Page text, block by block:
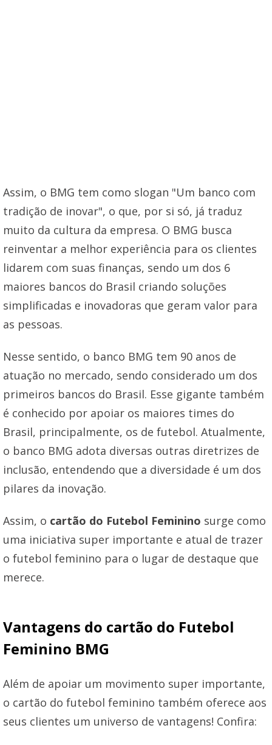
Assim, o BMG tem como slogan "Um banco com
tradição de inovar", o que, por si só, já traduz
muito da cultura da empresa. O BMG busca
reinventar a melhor experiência para os clientes
lidarem com suas finanças, sendo um dos 6
maiores bancos do Brasil criando soluções
simplificadas e inovadoras que geram valor para
as pessoas.
Nesse sentido, o banco BMG tem 90 anos de
atuação no mercado, sendo considerado um dos
primeiros bancos do Brasil. Esse gigante também
é conhecido por apoiar os maiores times do
Brasil, principalmente, os de futebol. Atualmente,
o banco BMG adota diversas outras diretrizes de
inclusão, entendendo que a diversidade é um dos
pilares da inovação.
Assim, o cartão do Futebol Feminino surge como
uma iniciativa super importante e atual de trazer
o futebol feminino para o lugar de destaque que
merece.
Vantagens do cartão do Futebol
Feminino BMG
Além de apoiar um movimento super importante,
o cartão do futebol feminino também oferece aos
seus clientes um universo de vantagens! Confira: